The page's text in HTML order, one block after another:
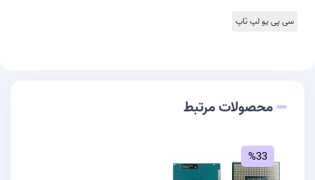
سی پی یو لپ تاپ
محصولات مرتبط
%33